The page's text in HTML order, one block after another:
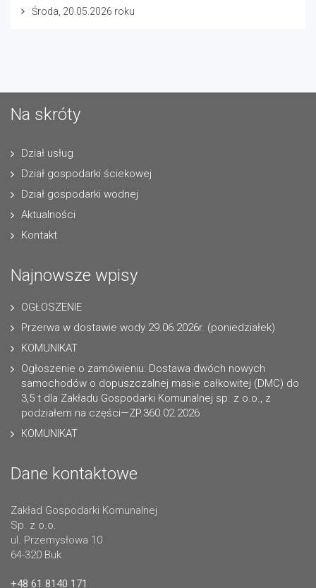
Środa, 20.05.2026 roku
Na skróty
Dział usług
Dział gospodarki ściekowej
Dział gospodarki wodnej
Aktualności
Kontakt
Najnowsze wpisy
OGŁOSZENIE
Przerwa w dostawie wody 29.06.2026r. (poniedziałek)
KOMUNIKAT
Ogłoszenie o zamówieniu: Dostawa dwóch nowych
samochodów o dopuszczalnej masie całkowitej (DMC) do
3,5 t dla Zakładu Gospodarki Komunalnej sp. z o.o., z
podziałem na części—ZP.360.02.2026
KOMUNIKAT
Dane kontaktowe
Zakład Gospodarki Komunalnej
Sp. z o.o.
ul. Przemysłowa 10
64-320 Buk
+48 61 8140 171